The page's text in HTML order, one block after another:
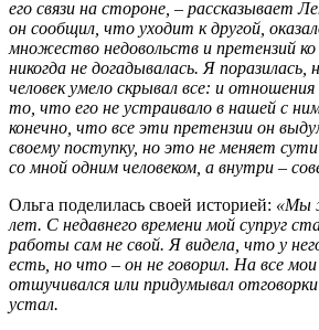
его связи на стороне, – рассказывает
он сообщил, что уходит к другой,
множество недовольств и претензий
никогда не догадывалась. Я поразилась,
человек умело скрывал все: и
то, что его не устраивало в нашей с
конечно, что все эти претензии он
своему поступку, но это не меняет
со мной одним человеком, а внутри –
Ольга поделилась своей историей: «Мы
лет. С недавнего времени мой супруг
работы сам не свой. Я видела, что у
есть, но что – он не говорил. На все
отшучивался или придумывал
устал.